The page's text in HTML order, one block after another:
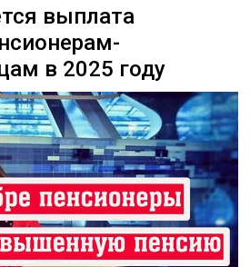
выплата
в 2025 году